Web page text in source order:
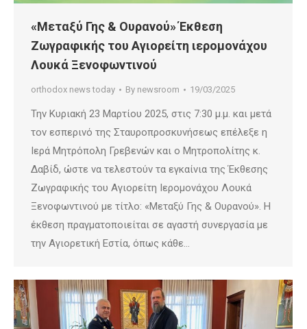
«Μεταξύ Γης & Ουρανού» Έκθεση
Ζωγραφικής του Αγιορείτη ιερομονάχου
Λουκά Ξενοφωντινού
orthodox news today By newsroom 19/03/2025
Την Κυριακή 23 Μαρτίου 2025, στις 7:30 μ.μ. και μετά
τον εσπερινό της Σταυροπροσκυνήσεως επέλεξε η
Ιερά Μητρόπολη Γρεβενών και ο Μητροπολίτης κ.
Δαβίδ, ώστε να τελεστούν τα εγκαίνια της Έκθεσης
Ζωγραφικής του Αγιορείτη Ιερομονάχου Λουκά
Ξενοφωντινού με τίτλο: «Μεταξύ Γης & Ουρανού». Η
έκθεση πραγματοποιείται σε αγαστή συνεργασία με
την Αγιορετική Εστία, όπως κάθε…